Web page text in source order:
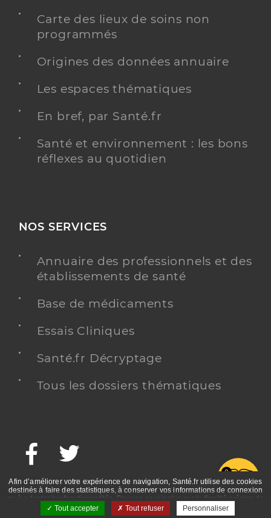
Carte des lieux de soins non
programmés
Origines des données annuaire
Les espaces thématiques
En bref, par Santé.fr
Santé et environnement : les bons
réflexes au quotidien
NOS SERVICES
Annuaire des professionnels et des
établissements de santé
Base de médicaments
Essais Cliniques
Santé.fr Décryptage
Tous les dossiers thématiques
Facebook
Afin d’améliorer votre expérience de navigation, Santé.fr utilise des cookies
destinés à faire des statistiques, à conserver vos informations de connexion
ou à adapter les fonctionnalités. Pour en savoir plus sur la finalité précise de
ces cookies, nous vous invitons à prendre connaissance de la politique de
confidentialité et des mentions légales.
Tout accepter Tout refuser Personnaliser